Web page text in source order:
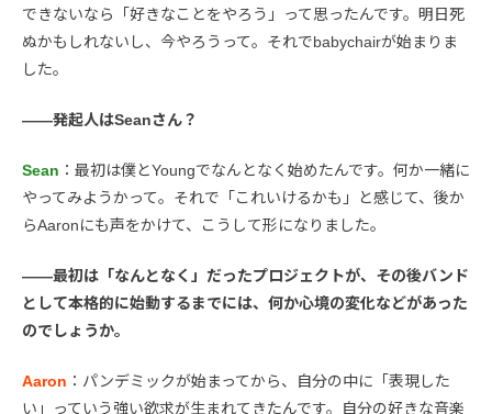
できないなら「好きなことをやろう」って思ったんです。明日死
ぬかもしれないし、今やろうって。それでbabychairが始まりま
した。
――発起人はSeanさん？
Sean ：最初は僕とYoungでなんとなく始めたんです。何か一緒に
やってみようかって。それで「これいけるかも」と感じて、後か
らAaronにも声をかけて、こうして形になりました。
――最初は「なんとなく」だったプロジェクトが、その後バンド
として本格的に始動するまでには、何か心境の変化などがあった
のでしょうか。
Aaron ：パンデミックが始まってから、自分の中に「表現した
い」っていう強い欲求が生まれてきたんです。自分の好きな音楽